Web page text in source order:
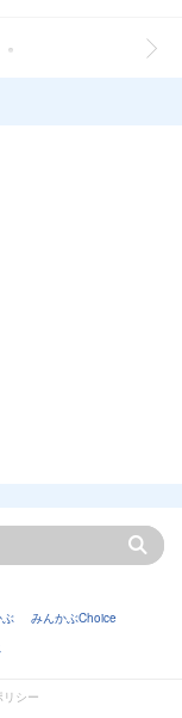
みんかぶChoice
リシー